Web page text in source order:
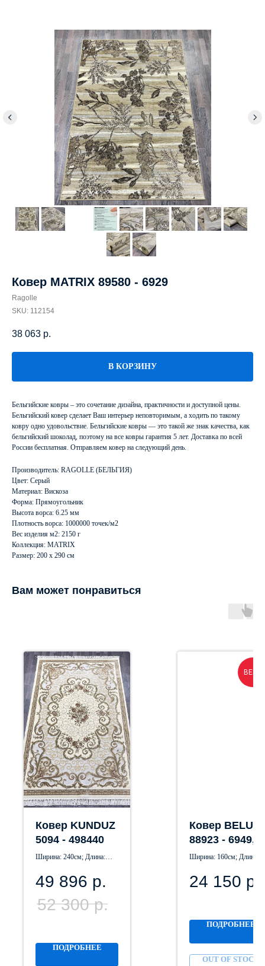
Ковер MATRIX 89580 - 6929
Ragolle
SKU: 112154
38 063 р.
В КОРЗИНУ
Бельгийские ковры – это сочетание дизайна, практичности и доступной цены.
Бельгийский ковер сделает Ваш интерьер неповторимым, а ходить по такому
ковру одно удовольствие. Бельгийские ковры — это такой же знак качества, как
бельгийский шоколад, поэтому на все ковры гарантия 5 лет. Доставка по всей
России бесплатная. Отправляем ковер на следующий день.
Производитель: RAGOLLE (БЕЛЬГИЯ)
Цвет: Серый
Материал: Вискоза
Форма: Прямоугольник
Высота ворса: 6.25 мм
Плотность ворса: 1000000 точек/м2
Вес изделия м2: 2150 г
Коллекция: MATRIX
Размер: 200 х 290 см
Вам может понравиться
Ковер KUNDUZ
5094 - 498440
Ширина: 240см; Длина:
49 896 р.
52 300 р.
ПОДРОБНЕЕ
Ковер
88923 - 6949,
160 х 230 см
Ширина: 160см; Длина:
24 150 р.
ПОДРОБНЕЕ
OUT OF STOCK